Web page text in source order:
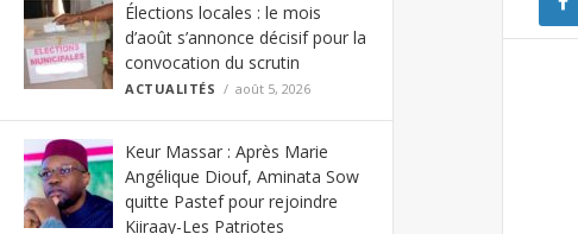
Élections locales : le mois
d’août s’annonce décisif pour la
convocation du scrutin
ACTUALITÉS août 5, 2026
Keur Massar : Après Marie
Angélique Diouf, Aminata Sow
quitte Pastef pour rejoindre
Kiiraay-Les Patriotes